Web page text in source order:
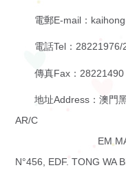
電郵E-mail：
電話Tel：28221976/
傳真Fax：28221490
地址Address：澳門
AR/C
EM MACAU,
N°456, EDF. TONG WA